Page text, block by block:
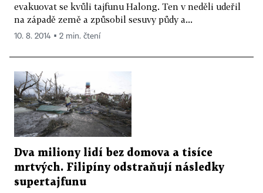
evakuovat se kvůli tajfunu Halong. Ten v neděli udeřil
na západě země a způsobil sesuvy půdy a...
10. 8. 2014 ▪ 2 min. čtení
Dva miliony lidí bez domova a tisíce
mrtvých. Filipíny odstraňují následky
supertajfunu